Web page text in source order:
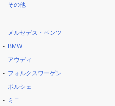
その他
メルセデス・ベンツ
BMW
アウディ
フォルクスワーゲン
ポルシェ
ミニ